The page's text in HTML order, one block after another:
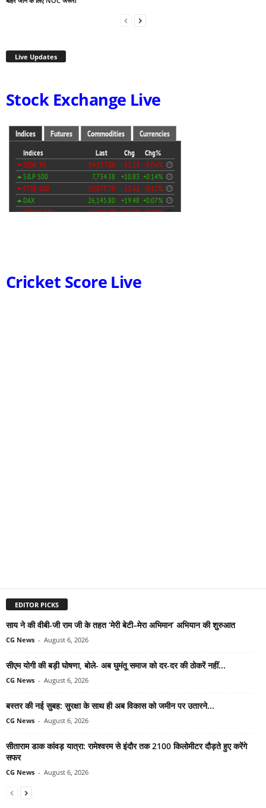
Live Updates
Stock Exchange Live
Cricket Score Live
EDITOR PICKS
साय ने की वीबी-जी राम जी के तहत ‘मेरी बेटी–मेरा अभिमान’ अभियान की शुरुआत
CG News - August 6, 2026
सीएम योगी की बड़ी घोषणा, बोले- अब घुमंतू समाज को दर-दर की ठोकरें नहीं...
CG News - August 6, 2026
बस्तर की नई सुबह: सुरक्षा के साथ ही अब विकास को जमीन पर उतारने...
CG News - August 6, 2026
सीताराम डाक कांवड़ यात्रा: रामेश्वरम से इंदौर तक 2100 किलोमीटर दौड़ते हुए करेंगे
सफर
CG News - August 6, 2026